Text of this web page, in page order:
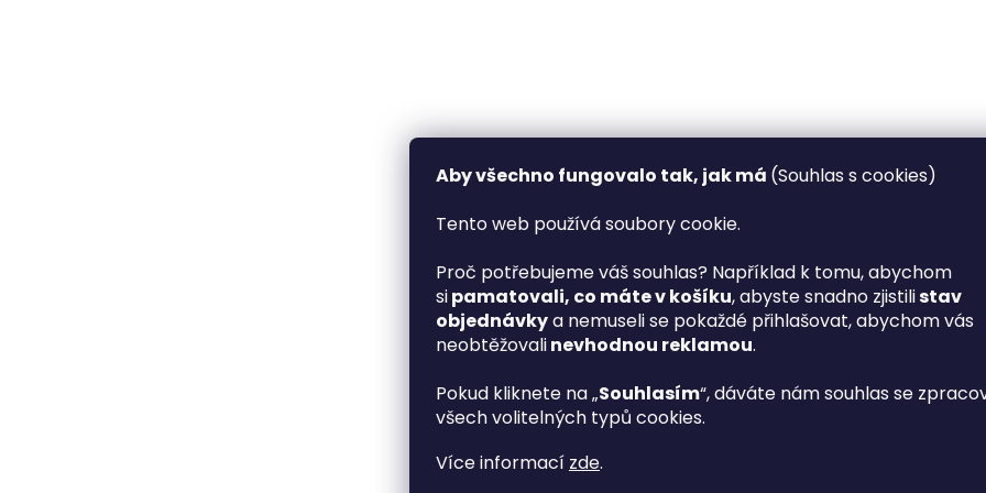
Aby všechno fungovalo tak, jak má (Souhlas s cookies)
Tento web používá soubory cookie.
Proč potřebujeme váš souhlas? Například k tomu, abychom
sipamatovali, co máte v košíku, abyste snadno zjistilistav
objednávkya nemuseli se pokaždé přihlašovat, abychom vás
neobtěžovalinevhodnou reklamou.
Pokud kliknete na „Souhlasím“, dáváte nám souhlas se
všech volitelných typů cookies.
Více informací zde.